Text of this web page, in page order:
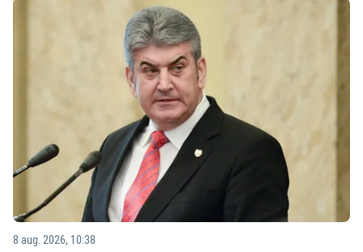
8 aug. 2026, 10:38